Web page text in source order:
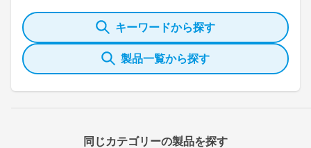
キーワードから探す
製品一覧から探す
同じカテゴリーの製品を探す